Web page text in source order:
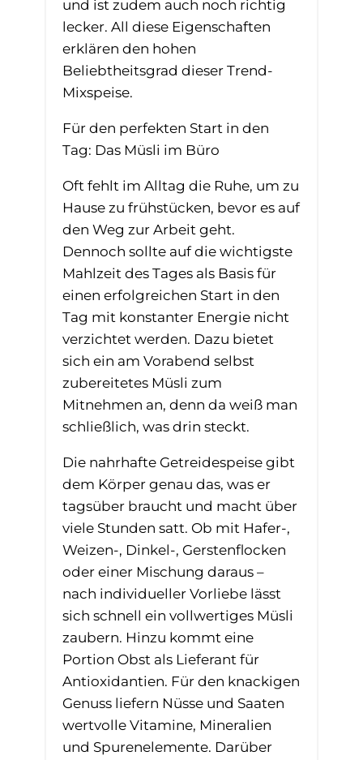
und ist zudem auch noch richtig
lecker. All diese Eigenschaften
erklären den hohen
Beliebtheitsgrad dieser Trend-
Mixspeise.
Für den perfekten Start in den
Tag: Das Müsli im Büro
Oft fehlt im Alltag die Ruhe, um zu
Hause zu frühstücken, bevor es auf
den Weg zur Arbeit geht.
Dennoch sollte auf die wichtigste
Mahlzeit des Tages als Basis für
einen erfolgreichen Start in den
Tag mit konstanter Energie nicht
verzichtet werden. Dazu bietet
sich ein am Vorabend selbst
zubereitetes Müsli zum
Mitnehmen an, denn da weiß man
schließlich, was drin steckt.
Die nahrhafte Getreidespeise gibt
dem Körper genau das, was er
tagsüber braucht und macht über
viele Stunden satt. Ob mit Hafer-,
Weizen-, Dinkel-, Gerstenflocken
oder einer Mischung daraus –
nach individueller Vorliebe lässt
sich schnell ein vollwertiges Müsli
zaubern. Hinzu kommt eine
Portion Obst als Lieferant für
Antioxidantien. Für den knackigen
Genuss liefern Nüsse und Saaten
wertvolle Vitamine, Mineralien
und Spurenelemente. Darüber